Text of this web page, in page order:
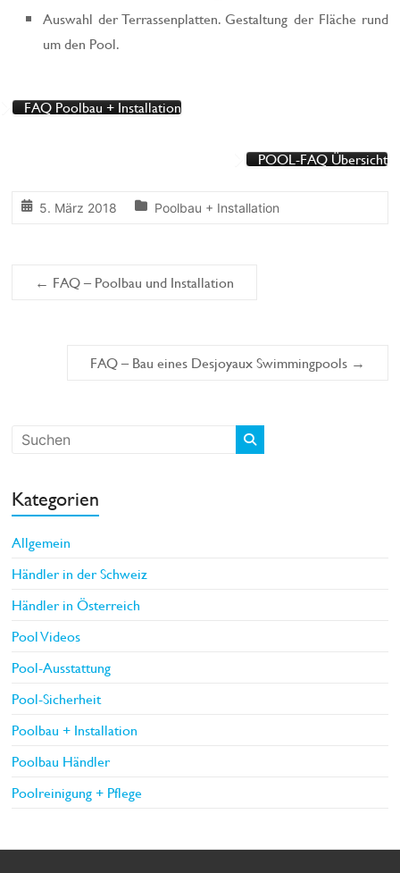
Auswahl der Terrassenplatten. Gestaltung der Fläche rund
um den Pool.
FAQ Poolbau + Installation
POOL-FAQ Übersicht
5. März 2018 Poolbau + Installation
← FAQ – Poolbau und Installation
FAQ – Bau eines Desjoyaux Swimmingpools →
Kategorien
Allgemein
Händler in der Schweiz
Händler in Österreich
Pool Videos
Pool-Ausstattung
Pool-Sicherheit
Poolbau + Installation
Poolbau Händler
Poolreinigung + Pflege